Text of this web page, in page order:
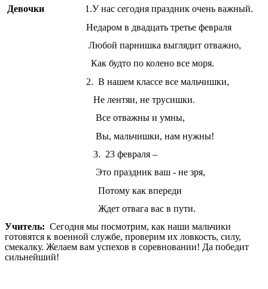
Девочки 1.У нас сегодня праздник очень важный.
Недаром в двадцать третье февраля
Любой парнишка выглядит отважно,
Как будто по колено все моря.
2. В нашем классе все мальчишки,
Не лентяи, не трусишки.
Все отважны и умны,
Вы, мальчишки, нам нужны!
3. 23 февраля –
Это праздник ваш - не зря,
Потому как впереди
Ждет отвага вас в пути.
Учитель: Сегодня мы посмотрим, как наши мальчики
готовятся к военной службе, проверим их ловкость, силу,
смекалку. Желаем вам успехов в соревновании! Да победит
сильнейший!